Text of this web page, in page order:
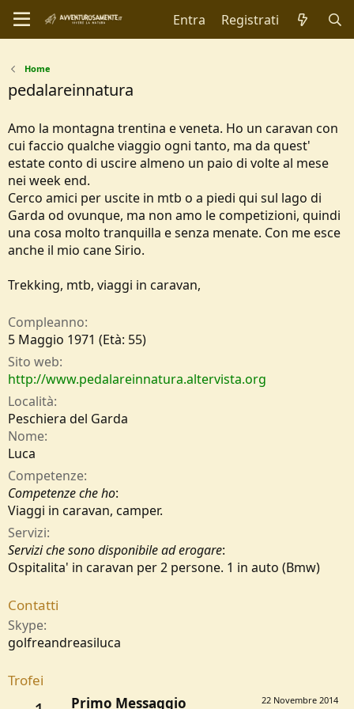
Entra Registrati
Home
pedalareinnatura
Amo la montagna trentina e veneta. Ho un caravan con
cui faccio qualche viaggio ogni tanto, ma da quest'
estate conto di uscire almeno un paio di volte al mese
nei week end.
Cerco amici per uscite in mtb o a piedi qui sul lago di
Garda od ovunque, ma non amo le competizioni, quindi
una cosa molto tranquilla e senza menate. Con me esce
anche il mio cane Sirio.
Trekking, mtb, viaggi in caravan,
Compleanno
5 Maggio 1971 (Età: 55)
Sito web
http://www.pedalareinnatura.altervista.org
Località
Peschiera del Garda
Nome
Luca
Competenze
Competenze che ho:
Viaggi in caravan, camper.
Servizi
Servizi che sono disponibile ad erogare:
Ospitalita' in caravan per 2 persone. 1 in auto (Bmw)
Contatti
Skype
golfreandreasiluca
Trofei
22 Novembre 2014
Primo Messaggio